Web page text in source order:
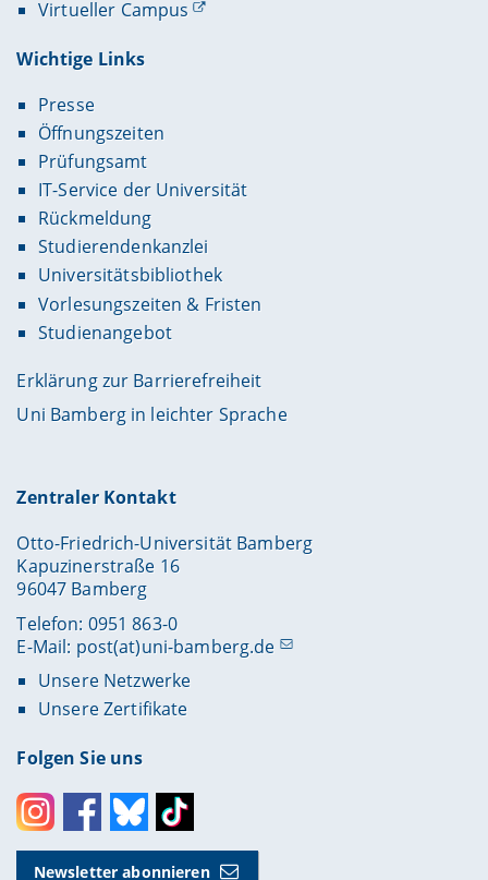
Virtueller Campus
Wichtige Links
Presse
Öffnungszeiten
Prüfungsamt
IT-Service der Universität
Rückmeldung
Studierendenkanzlei
Universitätsbibliothek
Vorlesungszeiten & Fristen
Studienangebot
Erklärung zur Barrierefreiheit
Uni Bamberg in leichter Sprache
Zentraler Kontakt
Otto-Friedrich-Universität Bamberg
Kapuzinerstraße 16
96047 Bamberg
Telefon: 0951 863-0
E-Mail: post(at)uni-bamberg.de
Unsere Netzwerke
Unsere Zertifikate
Folgen Sie uns
InstagramFacebookBlueskyToktok
Newsletter abonnieren